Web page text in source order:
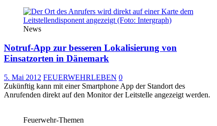
News
Notruf-App zur besseren Lokalisierung von
Einsatzorten in Dänemark
5. Mai 2012 FEUERWEHRLEBEN 0
Zukünftig kann mit einer Smartphone App der Standort des
Anrufenden direkt auf den Monitor der Leitstelle angezeigt werden.
Feuerwehr-Themen